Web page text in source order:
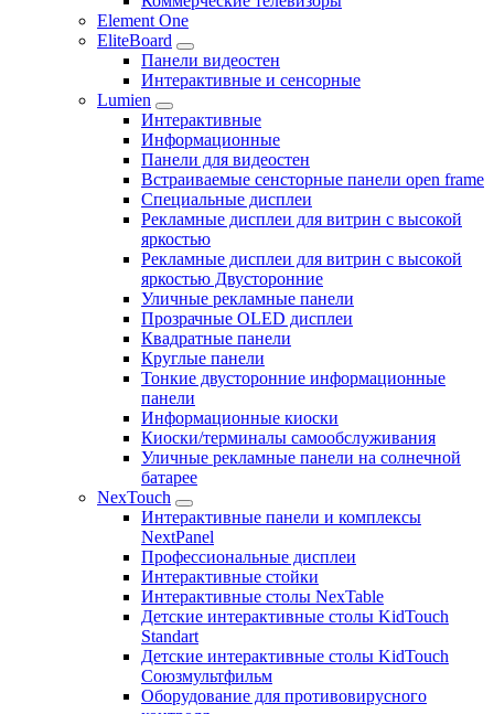
Element One
EliteBoard
Панели видеостен
Интерактивные и сенсорные
Lumien
Интерактивные
Информационные
Панели для видеостен
Встраиваемые сенсторные панели open frame
Специальные дисплеи
Рекламные дисплеи для витрин с высокой
яркостью
Рекламные дисплеи для витрин с высокой
яркостью Двусторонние
Уличные рекламные панели
Прозрачные OLED дисплеи
Квадратные панели
Круглые панели
Тонкие двусторонние информационные
панели
Информационные киоски
Киоски/терминалы самообслуживания
Уличные рекламные панели на солнечной
батарее
NexTouch
Интерактивные панели и комплексы
NextPanel
Профессиональные дисплеи
Интерактивные стойки
Интерактивные столы NexTable
Детские интерактивные столы KidTouch
Standart
Детские интерактивные столы KidTouch
Союзмультфильм
Оборудование для противовирусного